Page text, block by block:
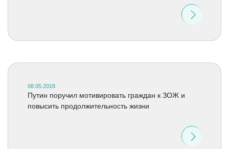
08.05.2018
Путин поручил мотивировать граждан к ЗОЖ и
повысить продолжительность жизни